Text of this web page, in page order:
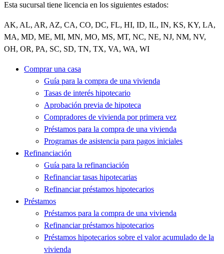
Esta sucursal tiene licencia en los siguientes estados:
AK, AL, AR, AZ, CA, CO, DC, FL, HI, ID, IL, IN, KS, KY, LA,
MA, MD, ME, MI, MN, MO, MS, MT, NC, NE, NJ, NM, NV,
OH, OR, PA, SC, SD, TN, TX, VA, WA, WI
Comprar una casa
Guía para la compra de una vivienda
Tasas de interés hipotecario
Aprobación previa de hipoteca
Compradores de vivienda por primera vez
Préstamos para la compra de una vivienda
Programas de asistencia para pagos iniciales
Refinanciación
Guía para la refinanciación
Refinanciar tasas hipotecarias
Refinanciar préstamos hipotecarios
Préstamos
Préstamos para la compra de una vivienda
Refinanciar préstamos hipotecarios
Préstamos hipotecarios sobre el valor acumulado de la
vivienda